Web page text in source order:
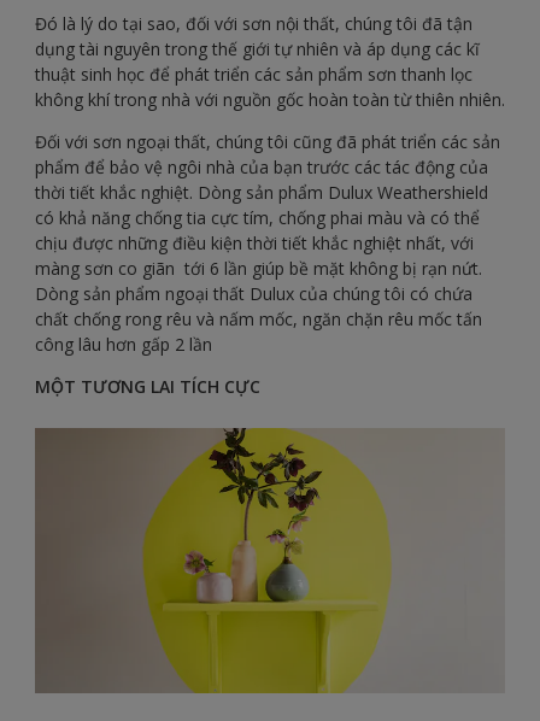
Đó là lý do tại sao, đối với sơn nội thất, chúng tôi đã tận
dụng tài nguyên trong thế giới tự nhiên và áp dụng các kĩ
thuật sinh học để phát triển các sản phẩm sơn thanh lọc
không khí trong nhà với nguồn gốc hoàn toàn từ thiên nhiên.
Đối với sơn ngoại thất, chúng tôi cũng đã phát triển các sản
phẩm để bảo vệ ngôi nhà của bạn trước các tác động của
thời tiết khắc nghiệt. Dòng sản phẩm Dulux Weathershield
có khả năng chống tia cực tím, chống phai màu và có thể
chịu được những điều kiện thời tiết khắc nghiệt nhất, với
màng sơn co giãn tới 6 lần giúp bề mặt không bị rạn nứt.
Dòng sản phẩm ngoại thất Dulux của chúng tôi có chứa
chất chống rong rêu và nấm mốc, ngăn chặn rêu mốc tấn
công lâu hơn gấp 2 lần
MỘT TƯƠNG LAI TÍCH CỰC